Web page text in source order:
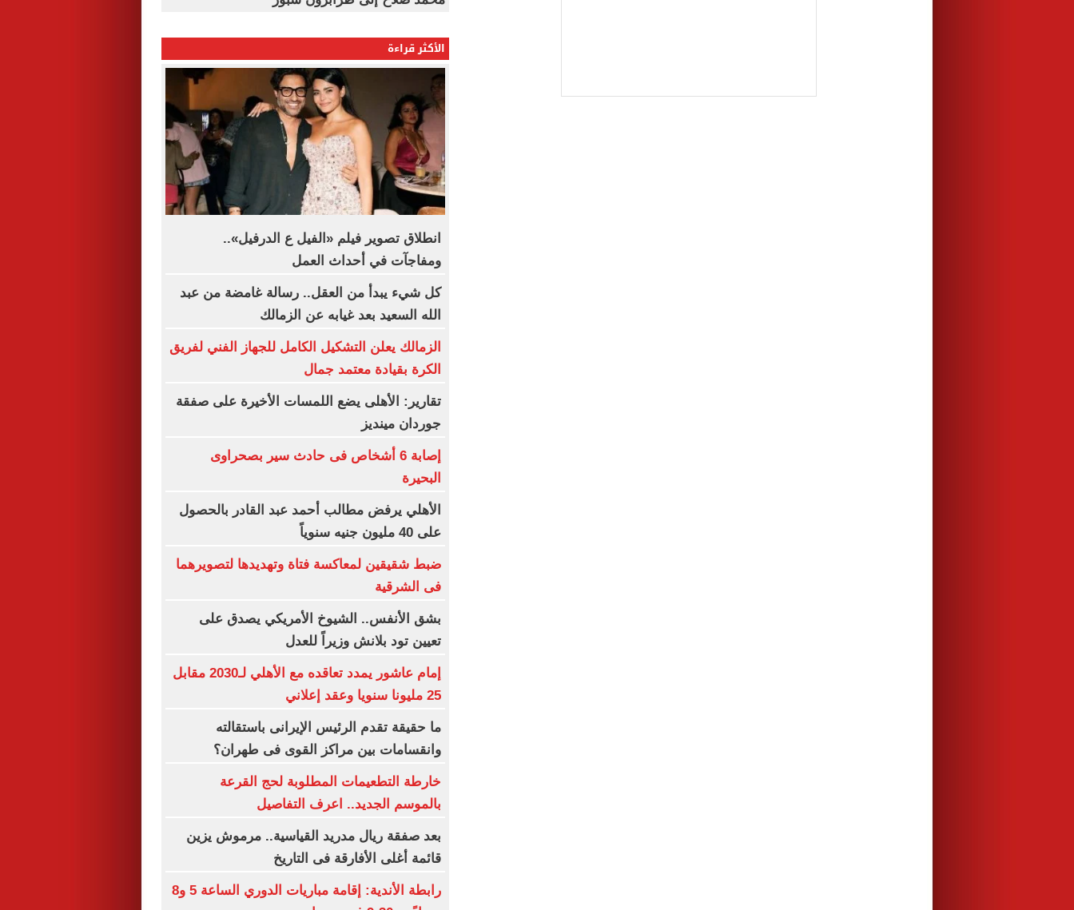
الأكثر قراءة
انطلاق تصوير فيلم «الفيل ع الدرفيل»..
ومفاجآت في أحداث العمل
كل شيء يبدأ من العقل.. رسالة غامضة من عبد
الله السعيد بعد غيابه عن الزمالك
الزمالك يعلن التشكيل الكامل للجهاز الفني لفريق
الكرة بقيادة معتمد جمال
تقارير: الأهلى يضع اللمسات الأخيرة على صفقة
جوردان مينديز
إصابة 6 أشخاص فى حادث سير بصحراوى
البحيرة
الأهلي يرفض مطالب أحمد عبد القادر بالحصول
على 40 مليون جنيه سنوياً
ضبط شقيقين لمعاكسة فتاة وتهديدها لتصويرهما
فى الشرقية
بشق الأنفس.. الشيوخ الأمريكي يصدق على
تعيين تود بلانش وزيراً للعدل
إمام عاشور يمدد تعاقده مع الأهلي لـ2030 مقابل
25 مليونا سنويا وعقد إعلاني
ما حقيقة تقدم الرئيس الإيرانى باستقالته
وانقسامات بين مراكز القوى فى طهران؟
خارطة التطعيمات المطلوبة لحج القرعة
بالموسم الجديد.. اعرف التفاصيل
بعد صفقة ريال مدريد القياسية.. مرموش يزين
قائمة أغلى الأفارقة فى التاريخ
رابطة الأندية: إقامة مباريات الدوري الساعة 5 و8